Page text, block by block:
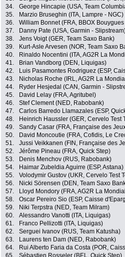
34.
George Hincapie (USA, Team
35.
Marzio Bruseghin (ITA, Lampre - NGC)
36.
William Bonnet (FRA, BBOX
37.
Danny Pate (USA, Garmin -
38.
Jens Voigt (GER, Team Saxo Bank)
39.
Kurt-Asle Arvesen (NOR, Team Saxo
40.
Rinaldo Nocentini (ITA, AG2R La
41.
Brian Vandborg (DEN, Liquigas)
42.
Luis Pasamontes Rodriguez (ESP,
43.
Nicholas Roche (IRL, AG2R La
44.
Ryder Hesjedal (CAN, Garmin -
45.
David Lelay (FRA, Agritubel)
46.
Stef Clement (NED, Rabobank)
47.
Carlos Barredo Llamazales (ESP,
48.
Heinrich Haussler (GER, Cervelo Test
49.
Sandy Casar (FRA, Française des
50.
David Moncoutie (FRA, Cofidis, Le
51.
Jussi Veikkanen (FIN, Française des
52.
Jérôme Pineau (FRA, Quick Step)
53.
Denis Menchov (RUS, Rabobank)
54.
Haimar Zubeldia Aguirre (ESP, Astana)
55.
Volodymir Gustov (UKR, Cervelo Test
56.
Nicki Sörensen (DEN, Team Saxo
57.
Lloyd Mondory (FRA, AG2R La
58.
Oscar Pereiro Sio (ESP, Caisse
59.
Niki Terpstra (NED, Team Milram)
60.
Alessandro Vanotti (ITA, Liquigas)
61.
Franco Pellizotti (ITA, Liquigas)
62.
Serguei Ivanov (RUS, Team Katusha)
63.
Laurens ten Dam (NED, Rabobank)
64.
Rui Alberto Faria da Costa (POR,